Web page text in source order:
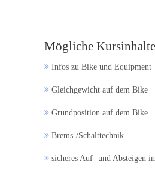
Mögliche
Infos zu Bike und Equipment
Gleichgewicht auf dem Bike
Grundposition auf dem Bike
Brems-/Schalttechnik
sicheres Auf- und Absteigen